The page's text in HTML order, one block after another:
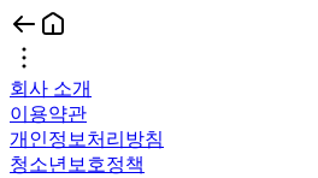
회사 소개
이용약관
개인정보처리방침
청소년보호정책